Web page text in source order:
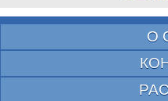
О